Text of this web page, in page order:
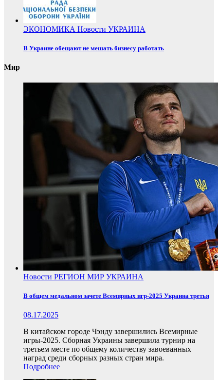
ЭКОНОМИКА Новости УКРАИНА
В Украине обещают не мешать бизнесу работать
Мир
Новости РЕГИОН МИР УКРАИНА
В общем медальном зачете Всемирных игр-2025 Украина третья
08.17.2025
В китайском городе Чэнду завершились Всемирные
игры-2025. Сборная Украины завершила турнир на
третьем месте по общему количеству завоеванных
наград среди сборных разных стран мира.
Подробнее